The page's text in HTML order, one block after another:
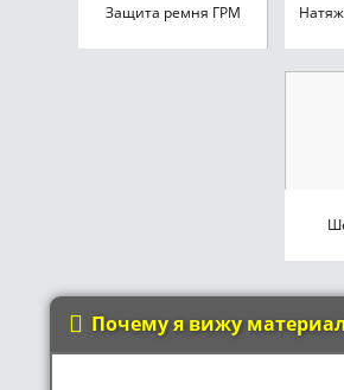
Защита ремня ГРМ
Почему я вижу